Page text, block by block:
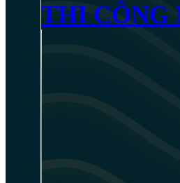
THI CÔNG